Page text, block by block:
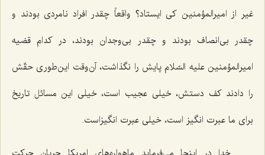
غیر از امیرالمؤمنین كی ایستاد؟ واقعاً چقدر افراد نامردی بودند و
چقدر بی‌انصاف بودند و چقدر بی‌وجدان بودند، در كدام قضیه
امیرالمؤمنین علیه السّلام پایش را نگذاشت، آن‌وقت این‌طوری حقّش
را دادند كف دستش، خیلی عجیب است، خیلی این مسائل تاریخ
برای ما عبرت انگیز است، خیلی عبرت انگیزاست.